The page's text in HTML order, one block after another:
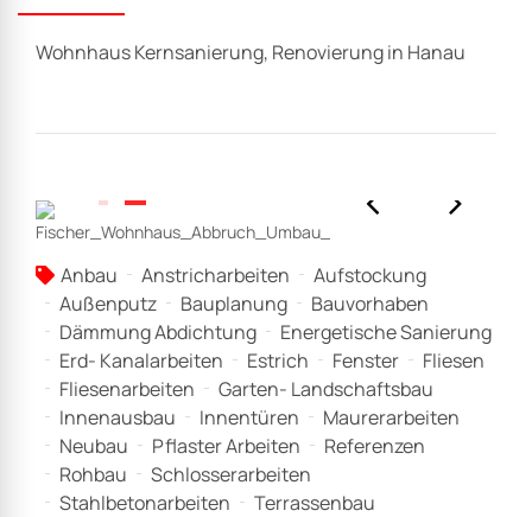
Wohnhaus Kernsanierung, Renovierung in Hanau
Anbau Anstricharbeiten
Aufstockung
Außenputz
Bauplanung
Bauvorhaben
Dämmung Abdichtung
Energetische Sanierung
Erd- Kanalarbeiten
Estrich Fenster
Fliesen
Fliesenarbeiten
Garten- Landschaftsbau
Innenausbau
Innentüren
Maurerarbeiten
Neubau
Pflaster Arbeiten
Referenzen
Rohbau
Schlosserarbeiten
Stahlbetonarbeiten
Terrassenbau